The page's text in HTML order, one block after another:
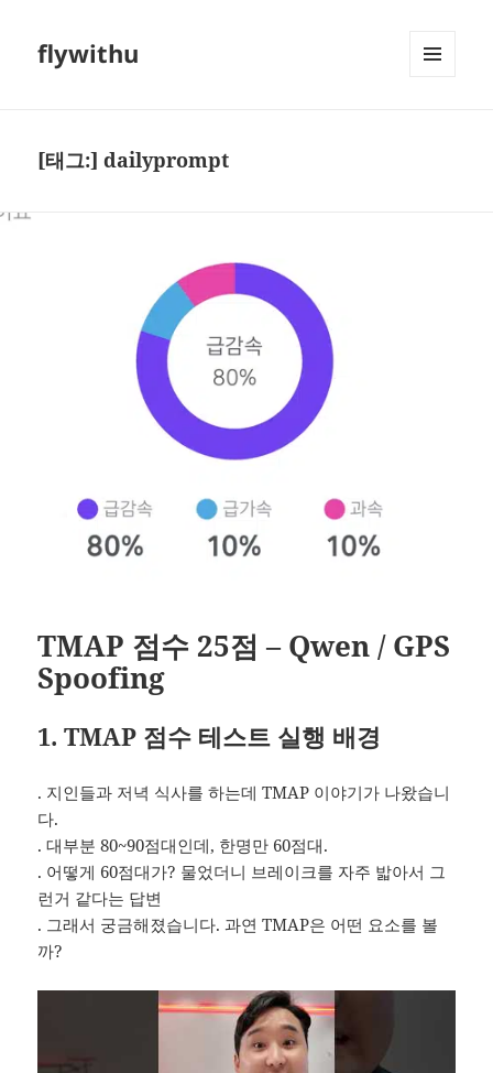
flywithu
[태그:]dailyprompt
TMAP 점수 25점 – Qwen / GPS
Spoofing
1. TMAP 점수 테스트 실행 배경
. 지인들과 저녁 식사를 하는데 TMAP 이야기가 나왔습니
다.
. 대부분 80~90점대인데, 한명만 60점대.
. 어떻게 60점대가? 물었더니 브레이크를 자주 밟아서 그
런거 같다는 답변
. 그래서 궁금해졌습니다. 과연 TMAP은 어떤 요소를 볼
까?